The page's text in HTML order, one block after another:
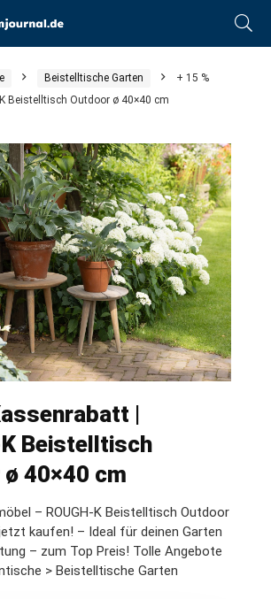
Beistelltische Garten
+ 15 %
Beistelltisch Outdoor ø 40×40 cm
|
K Beistelltisch
40×40 cm
– ROUGH-K Beistelltisch Outdoor
kaufen! – Ideal für deinen Garten
– zum Top Preis! Tolle Angebote
> Beistelltische Garten